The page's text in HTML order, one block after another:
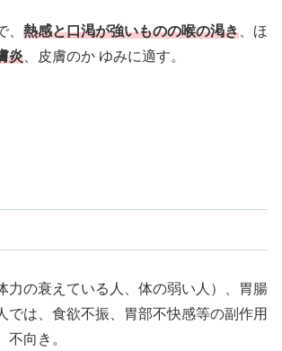
熱感と口渇が強いものの喉の渇き 、ほ
炎 、皮膚のか ゆみに適す。
力の衰えている人、体の弱い人）、胃腸
では、食欲不振、胃部不快感等の副作用
不向き。